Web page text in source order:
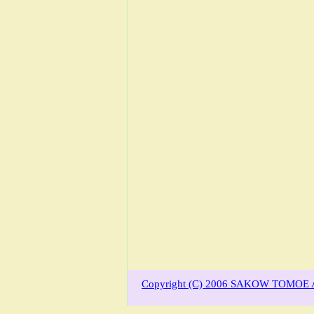
Copyright (C) 2006 SAKOW TOMOE